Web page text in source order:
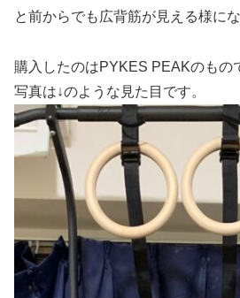
と前からでも広背筋が見える様にな
購入したのはPYKES PEAKのもの
写真は↓のような見た目です。